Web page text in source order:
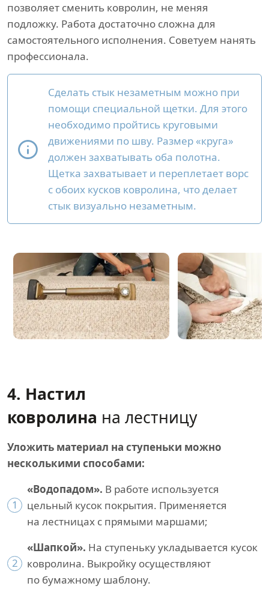
позволяет сменить ковролин, не меняя
подложку. Работа достаточно сложна для
самостоятельного исполнения. Советуем нанять
профессионала.
Сделать стык незаметным можно при
помощи специальной щетки. Для этого
необходимо пройтись круговыми
движениями по шву. Размер «круга»
должен захватывать оба полотна.
Щетка захватывает и переплетает ворс
с обоих кусков ковролина, что делает
стык визуально незаметным.
4. Настил
ковролина на лестницу
Уложить материал на ступеньки можно
несколькими способами:
1
«Водопадом». В работе используется
цельный кусок покрытия. Применяется
на лестницах с прямыми маршами;
2
«Шапкой». На ступеньку укладывается кусок
ковролина. Выкройку осуществляют
по бумажному шаблону.